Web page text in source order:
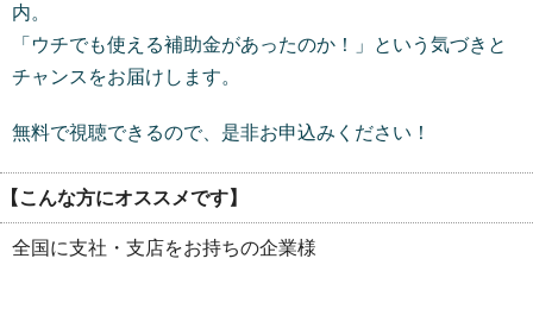
内。
「ウチでも使える補助金があったのか！」という気づきと
チャンスをお届けします。
無料で視聴できるので、是非お申込みください！
【こんな方にオススメです】
全国に支社・支店をお持ちの企業様